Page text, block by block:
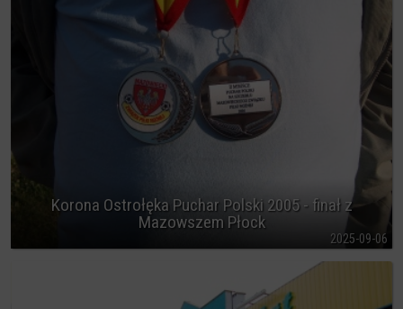
Korona Ostrołęka Puchar Polski 2005 - finał z
Mazowszem Płock
2025-09-06